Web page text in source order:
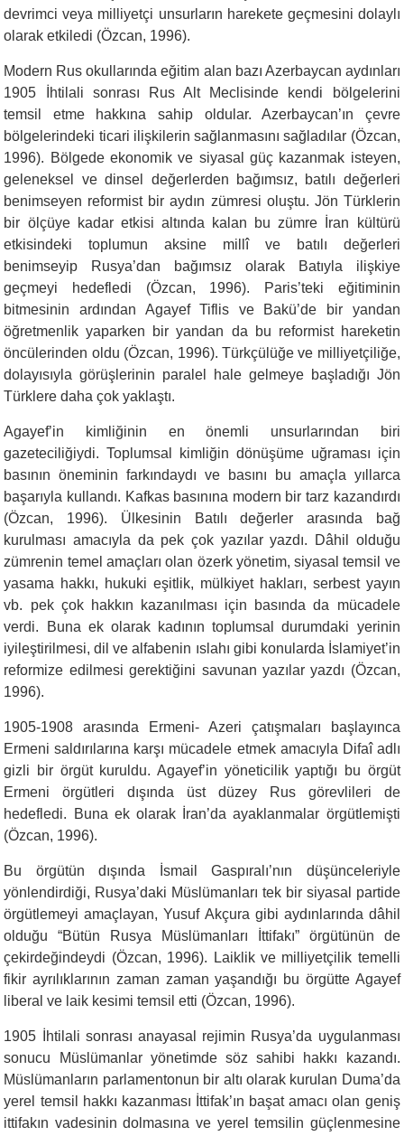
devrimci veya milliyetçi unsurların harekete geçmesini dolaylı
olarak etkiledi (Özcan, 1996).
Modern Rus okullarında eğitim alan bazı Azerbaycan aydınları
1905 İhtilali sonrası Rus Alt Meclisinde kendi bölgelerini
temsil etme hakkına sahip oldular. Azerbaycan’ın çevre
bölgelerindeki ticari ilişkilerin sağlanmasını sağladılar (Özcan,
1996). Bölgede ekonomik ve siyasal güç kazanmak isteyen,
geleneksel ve dinsel değerlerden bağımsız, batılı değerleri
benimseyen reformist bir aydın zümresi oluştu. Jön Türklerin
bir ölçüye kadar etkisi altında kalan bu zümre İran kültürü
etkisindeki toplumun aksine millî ve batılı değerleri
benimseyip Rusya’dan bağımsız olarak Batıyla ilişkiye
geçmeyi hedefledi (Özcan, 1996). Paris’teki eğitiminin
bitmesinin ardından Agayef Tiflis ve Bakü’de bir yandan
öğretmenlik yaparken bir yandan da bu reformist hareketin
öncülerinden oldu (Özcan, 1996). Türkçülüğe ve milliyetçiliğe,
dolayısıyla görüşlerinin paralel hale gelmeye başladığı Jön
Türklere daha çok yaklaştı.
Agayef’in kimliğinin en önemli unsurlarından biri
gazeteciliğiydi. Toplumsal kimliğin dönüşüme uğraması için
basının öneminin farkındaydı ve basını bu amaçla yıllarca
başarıyla kullandı. Kafkas basınına modern bir tarz kazandırdı
(Özcan, 1996). Ülkesinin Batılı değerler arasında bağ
kurulması amacıyla da pek çok yazılar yazdı. Dâhil olduğu
zümrenin temel amaçları olan özerk yönetim, siyasal temsil ve
yasama hakkı, hukuki eşitlik, mülkiyet hakları, serbest yayın
vb. pek çok hakkın kazanılması için basında da mücadele
verdi. Buna ek olarak kadının toplumsal durumdaki yerinin
iyileştirilmesi, dil ve alfabenin ıslahı gibi konularda İslamiyet’in
reformize edilmesi gerektiğini savunan yazılar yazdı (Özcan,
1996).
1905-1908 arasında Ermeni- Azeri çatışmaları başlayınca
Ermeni saldırılarına karşı mücadele etmek amacıyla Difaî adlı
gizli bir örgüt kuruldu. Agayef’in yöneticilik yaptığı bu örgüt
Ermeni örgütleri dışında üst düzey Rus görevlileri de
hedefledi. Buna ek olarak İran’da ayaklanmalar örgütlemişti
(Özcan, 1996).
Bu örgütün dışında İsmail Gaspıralı’nın düşünceleriyle
yönlendirdiği, Rusya’daki Müslümanları tek bir siyasal partide
örgütlemeyi amaçlayan, Yusuf Akçura gibi aydınlarında dâhil
olduğu “Bütün Rusya Müslümanları İttifakı” örgütünün de
çekirdeğindeydi (Özcan, 1996). Laiklik ve milliyetçilik temelli
fikir ayrılıklarının zaman zaman yaşandığı bu örgütte Agayef
liberal ve laik kesimi temsil etti (Özcan, 1996).
1905 İhtilali sonrası anayasal rejimin Rusya’da uygulanması
sonucu Müslümanlar yönetimde söz sahibi hakkı kazandı.
Müslümanların parlamentonun bir altı olarak kurulan Duma’da
yerel temsil hakkı kazanması İttifak’ın başat amacı olan geniş
ittifakın vadesinin dolmasına ve yerel temsilin güçlenmesine